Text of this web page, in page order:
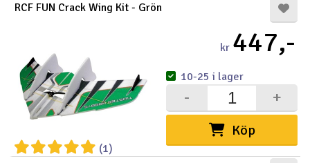
RCF FUN Crack Wing Kit - Grön
(1)
kr 447,-
Köp
+
-
10-25 i lager